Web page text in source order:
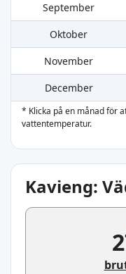
September
Oktober
November
December
* Klicka på en månad för
vattentemperatur.
Kavieng: